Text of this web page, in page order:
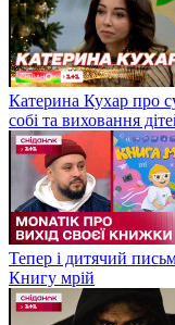
Катерина Кухар про
собі та виховання
Тепер і дитячий
Книгу мрій